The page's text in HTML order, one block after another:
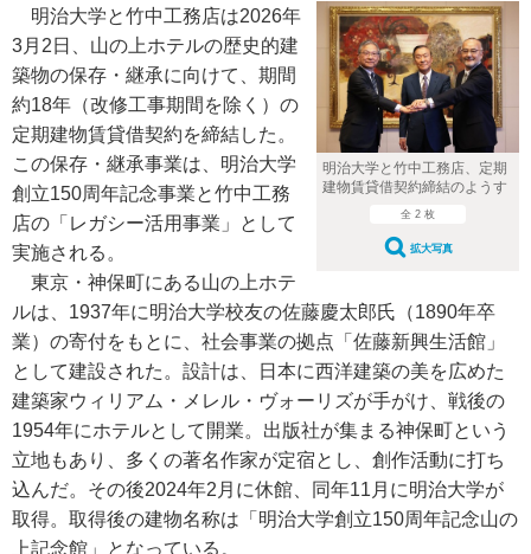
明治大学と竹中工務店、定期
建物賃貸借契約締結のようす
全 2 枚
拡大写真
明治大学と竹中工務店は2026年
3月2日、山の上ホテルの歴史的建
築物の保存・継承に向けて、期間
約18年（改修工事期間を除く）の
定期建物賃貸借契約を締結した。
この保存・継承事業は、明治大学
創立150周年記念事業と竹中工務
店の「レガシー活用事業」として
実施される。
東京・神保町にある山の上ホテ
ルは、1937年に明治大学校友の佐藤慶太郎氏（1890年卒
業）の寄付をもとに、社会事業の拠点「佐藤新興生活館」
として建設された。設計は、日本に西洋建築の美を広めた
建築家ウィリアム・メレル・ヴォーリズが手がけ、戦後の
1954年にホテルとして開業。出版社が集まる神保町という
立地もあり、多くの著名作家が定宿とし、創作活動に打ち
込んだ。その後2024年2月に休館、同年11月に明治大学が
取得。取得後の建物名称は「明治大学創立150周年記念山の
上記念館」となっている。